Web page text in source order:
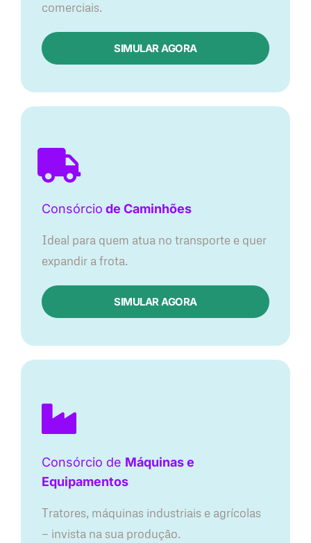
comerciais.
SIMULAR AGORA
Consórcio de Caminhões
Ideal para quem atua no transporte e quer
expandir a frota.
SIMULAR AGORA
Consórcio de Máquinas e
Equipamentos
Tratores, máquinas industriais e agrícolas
— invista na sua produção.